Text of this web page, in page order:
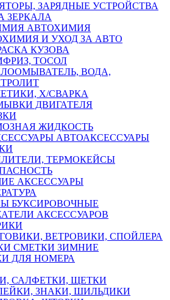
ЗАРЯДНЫЕ УСТРОЙСТВА
ЗЕРКАЛА
АВТОХИМИЯ
И УХОД ЗА АВТО
КУЗОВА
ТОСОЛ
ВОДА,
Х/СВАРКА
ДВИГАТЕЛЯ
ЖИДКОСТЬ
АВТОАКСЕССУАРЫ
ТЕРМОКЕЙСЫ
АКСЕССУАРЫ
БУКСИРОВОЧНЫЕ
АКСЕССУАРОВ
ВЕТРОВИКИ, СПОЙЛЕРА
СМЕТКИ ЗИМНИЕ
ДЛЯ НОМЕРА
САЛФЕТКИ, ЩЕТКИ
ЗНАКИ, ШИЛЬДИКИ